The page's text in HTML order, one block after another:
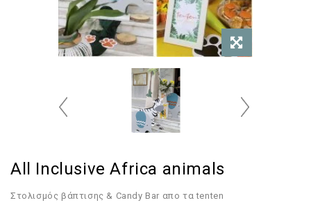
All Inclusive Africa animals
Στολισμός βάπτισης & Candy Bar απο τα tenten